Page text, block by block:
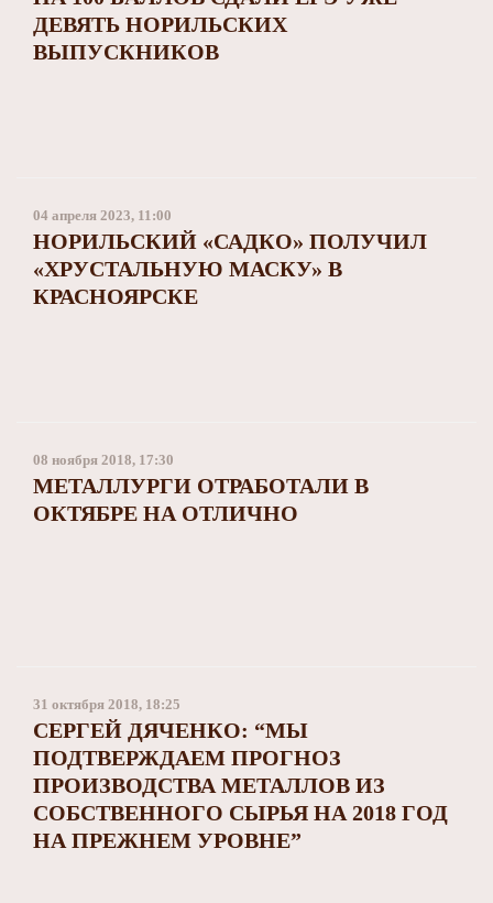
ДЕВЯТЬ НОРИЛЬСКИХ
ВЫПУСКНИКОВ
04 апреля 2023, 11:00
НОРИЛЬСКИЙ «САДКО» ПОЛУЧИЛ
«ХРУСТАЛЬНУЮ МАСКУ» В
КРАСНОЯРСКЕ
08 ноября 2018, 17:30
МЕТАЛЛУРГИ ОТРАБОТАЛИ В
ОКТЯБРЕ НА ОТЛИЧНО
31 октября 2018, 18:25
СЕРГЕЙ ДЯЧЕНКО: “МЫ
ПОДТВЕРЖДАЕМ ПРОГНОЗ
ПРОИЗВОДСТВА МЕТАЛЛОВ ИЗ
СОБСТВЕННОГО СЫРЬЯ НА 2018 ГОД
НА ПРЕЖНЕМ УРОВНЕ”